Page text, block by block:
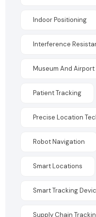
Indoor Positioning
Interference
Museum And
Patient Tracking
Precise Location
Robot Navigation
Smart Locations
Smart Tracking
Supply Chain